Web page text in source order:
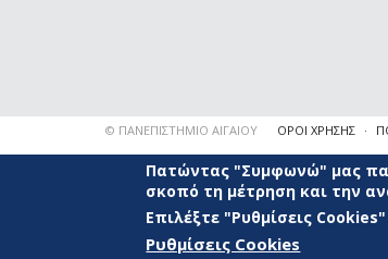
© ΠΑΝΕΠΙΣΤΗΜΙΟ ΑΙΓΑΙΟΥ ΟΡΟΙ ΧΡΗΣΗΣ
Πατώντας "Συμφωνώ" μας
σκοπό τη μέτρηση και την
Επιλέξτε "Ρυθμίσεις
Ρυθμίσεις Cookies